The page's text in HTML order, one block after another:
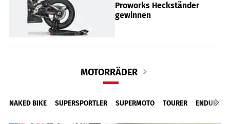
Proworks Heckständer
gewinnen
MOTORRÄDER
NAKED BIKE SUPERSPORTLER SUPERMOTO TOURER ENDURO